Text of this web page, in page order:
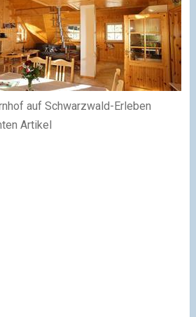
auf Schwarzwald-Erleben
Artikel